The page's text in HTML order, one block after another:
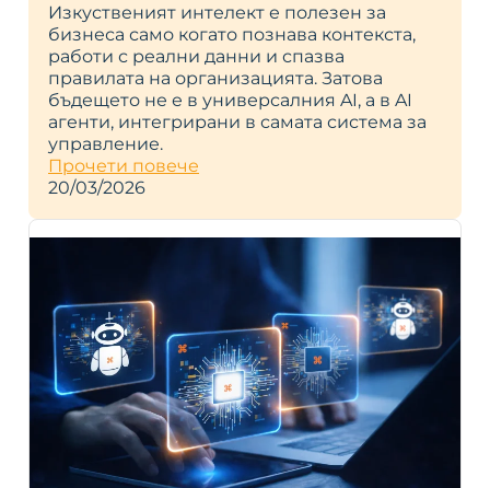
Изкуственият интелект е полезен за
бизнеса само когато познава контекста,
работи с реални данни и спазва
правилата на организацията. Затова
бъдещето не е в универсалния AI, а в AI
агенти, интегрирани в самата система за
управление.
Прочети повече
20/03/2026